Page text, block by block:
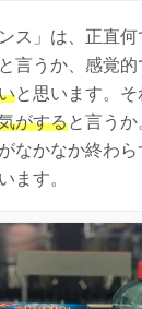
ス」は、正直
言うか、感覚的
と思います。
がすると言う
なかなか終わ
ます。